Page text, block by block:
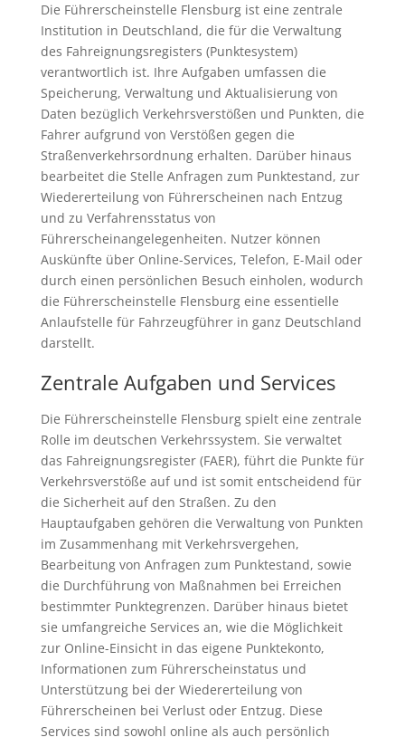
Die Führerscheinstelle Flensburg ist eine zentrale
Institution in Deutschland, die für die Verwaltung
des Fahreignungsregisters (Punktesystem)
verantwortlich ist. Ihre Aufgaben umfassen die
Speicherung, Verwaltung und Aktualisierung von
Daten bezüglich Verkehrsverstößen und Punkten, die
Fahrer aufgrund von Verstößen gegen die
Straßenverkehrsordnung erhalten. Darüber hinaus
bearbeitet die Stelle Anfragen zum Punktestand, zur
Wiedererteilung von Führerscheinen nach Entzug
und zu Verfahrensstatus von
Führerscheinangelegenheiten. Nutzer können
Auskünfte über Online-Services, Telefon, E-Mail oder
durch einen persönlichen Besuch einholen, wodurch
die Führerscheinstelle Flensburg eine essentielle
Anlaufstelle für Fahrzeugführer in ganz Deutschland
darstellt.
Zentrale Aufgaben und Services
Die Führerscheinstelle Flensburg spielt eine zentrale
Rolle im deutschen Verkehrssystem. Sie verwaltet
das Fahreignungsregister (FAER), führt die Punkte für
Verkehrsverstöße auf und ist somit entscheidend für
die Sicherheit auf den Straßen. Zu den
Hauptaufgaben gehören die Verwaltung von Punkten
im Zusammenhang mit Verkehrsvergehen,
Bearbeitung von Anfragen zum Punktestand, sowie
die Durchführung von Maßnahmen bei Erreichen
bestimmter Punktegrenzen. Darüber hinaus bietet
sie umfangreiche Services an, wie die Möglichkeit
zur Online-Einsicht in das eigene Punktekonto,
Informationen zum Führerscheinstatus und
Unterstützung bei der Wiedererteilung von
Führerscheinen bei Verlust oder Entzug. Diese
Services sind sowohl online als auch persönlich